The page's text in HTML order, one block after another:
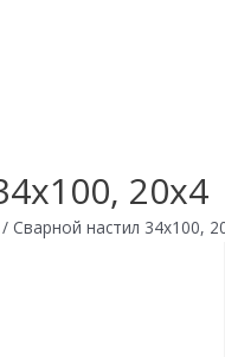
20х4
/ Сварной настил 34х100,